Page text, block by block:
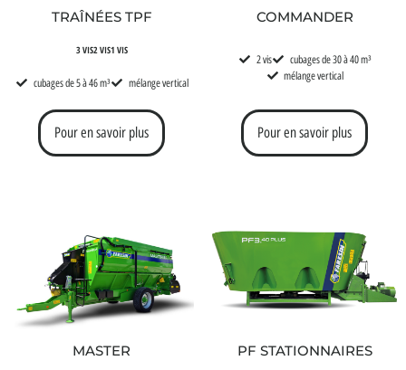
TRAÎNÉES TPF
3 VIS2 VIS1 VIS
cubages de 5 à 46 m³ mélange vertical
Pour en savoir plus
COMMANDER
2 vis
cubages de 30 à 40 m³
mélange vertical
Pour en savoir plus
MASTER PF STATIONNAIRES